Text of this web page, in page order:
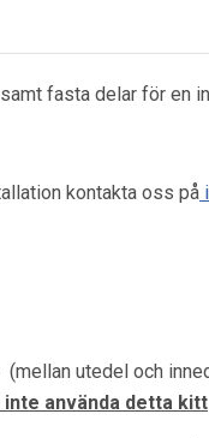
fasta delar för en
kontakta oss på
(mellan utedel och
använda detta kitt